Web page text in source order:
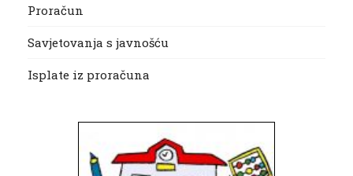
Proračun
Savjetovanja s javnošću
Isplate iz proračuna